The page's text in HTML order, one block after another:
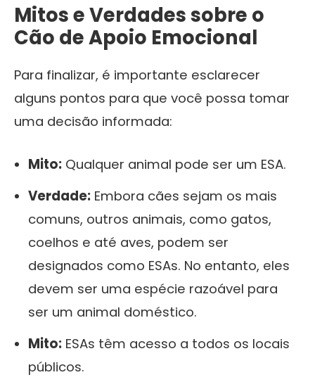
Mitos e Verdades sobre o
Cão de Apoio Emocional
Para finalizar, é importante esclarecer
alguns pontos para que você possa tomar
uma decisão informada:
Mito: Qualquer animal pode ser um ESA.
Verdade: Embora cães sejam os mais
comuns, outros animais, como gatos,
coelhos e até aves, podem ser
designados como ESAs. No entanto, eles
devem ser uma espécie razoável para
ser um animal doméstico.
Mito: ESAs têm acesso a todos os locais
públicos.